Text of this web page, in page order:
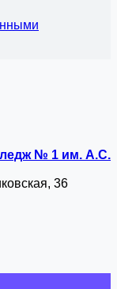
№ 1 им. А.С.
36